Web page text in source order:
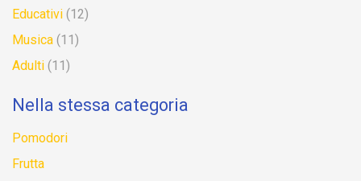
Educativi (12)
Musica (11)
Adulti (11)
Nella stessa categoria
Pomodori
Frutta